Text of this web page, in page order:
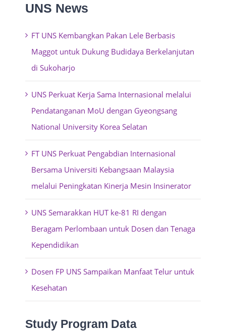
UNS News
FT UNS Kembangkan Pakan Lele Berbasis
Maggot untuk Dukung Budidaya Berkelanjutan
di Sukoharjo
UNS Perkuat Kerja Sama Internasional melalui
Pendatanganan MoU dengan Gyeongsang
National University Korea Selatan
FT UNS Perkuat Pengabdian Internasional
Bersama Universiti Kebangsaan Malaysia
melalui Peningkatan Kinerja Mesin Insinerator
UNS Semarakkan HUT ke-81 RI dengan
Beragam Perlombaan untuk Dosen dan Tenaga
Kependidikan
Dosen FP UNS Sampaikan Manfaat Telur untuk
Kesehatan
Study Program Data